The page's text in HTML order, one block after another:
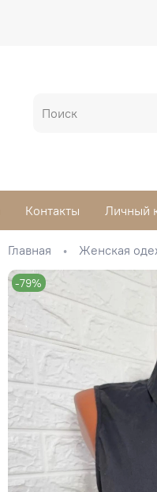
Контакты Личный
Главная Женская
-79%